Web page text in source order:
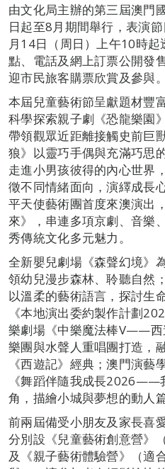
由文化局主辦的第三屆澳門
日起至8月期間舉行，表演
月14日（周日）上午10時起
點、電話及網上訂票公開發
迎市民旅客購票欣賞及參與。
本屆兒童藝術節呈獻題材豐
科學探索親子劇《恐龍樂園
帶領觀眾近距離接觸史前巨
狼》以靈巧手偶與充滿巧思
走進小男孩彼得的內心世界
徵不同情緒面向，演繹成長
平天使藝術團首度來澳演出
來》，串連多項京劇、音樂
秀傳統文化多元魅力。
全新嬰兒劇場《森聲幻境》
領幼兒漫步森林、聆聽自然
以溫柔的藝術語言，探討生
《本地演出委約製作計劃
樂劇場《中樂魔法棒V——西
樂團與水聲人重唱團打造，
《西遊記》經典；澳門演藝
《舞蹈伴隨我成長2026——
角，描繪小城與夢想的動人篇
前兩屆備受小朋友及家長喜
分別設《兒童藝術創意營》
及《親子藝術體驗營》（適